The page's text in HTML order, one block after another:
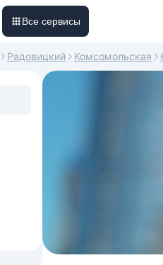
Все сервисы
Радовицкий Комсомольская